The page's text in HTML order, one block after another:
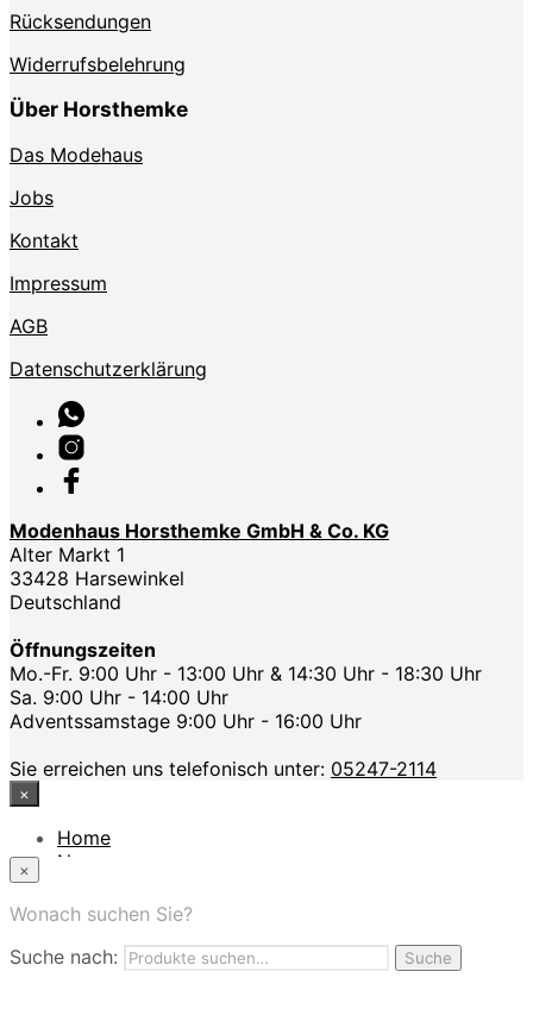
Rücksendungen
Widerrufsbelehrung
Über Horsthemke
Das Modehaus
Jobs
Kontakt
Impressum
AGB
Datenschutzerklärung
Modenhaus Horsthemke GmbH & Co. KG
Alter Markt 1
33428 Harsewinkel
Deutschland
Öffnungszeiten
Mo.-Fr. 9:00 Uhr - 13:00 Uhr & 14:30 Uhr - 18:30 Uhr
Sa. 9:00 Uhr - 14:00 Uhr
Adventssamstage 9:00 Uhr - 16:00 Uhr
Sie erreichen uns telefonisch unter: 05247-2114
×
Home
News
App
Nutzungbedingungen
×
Wonach suchen Sie?
Suche nach:
Suche